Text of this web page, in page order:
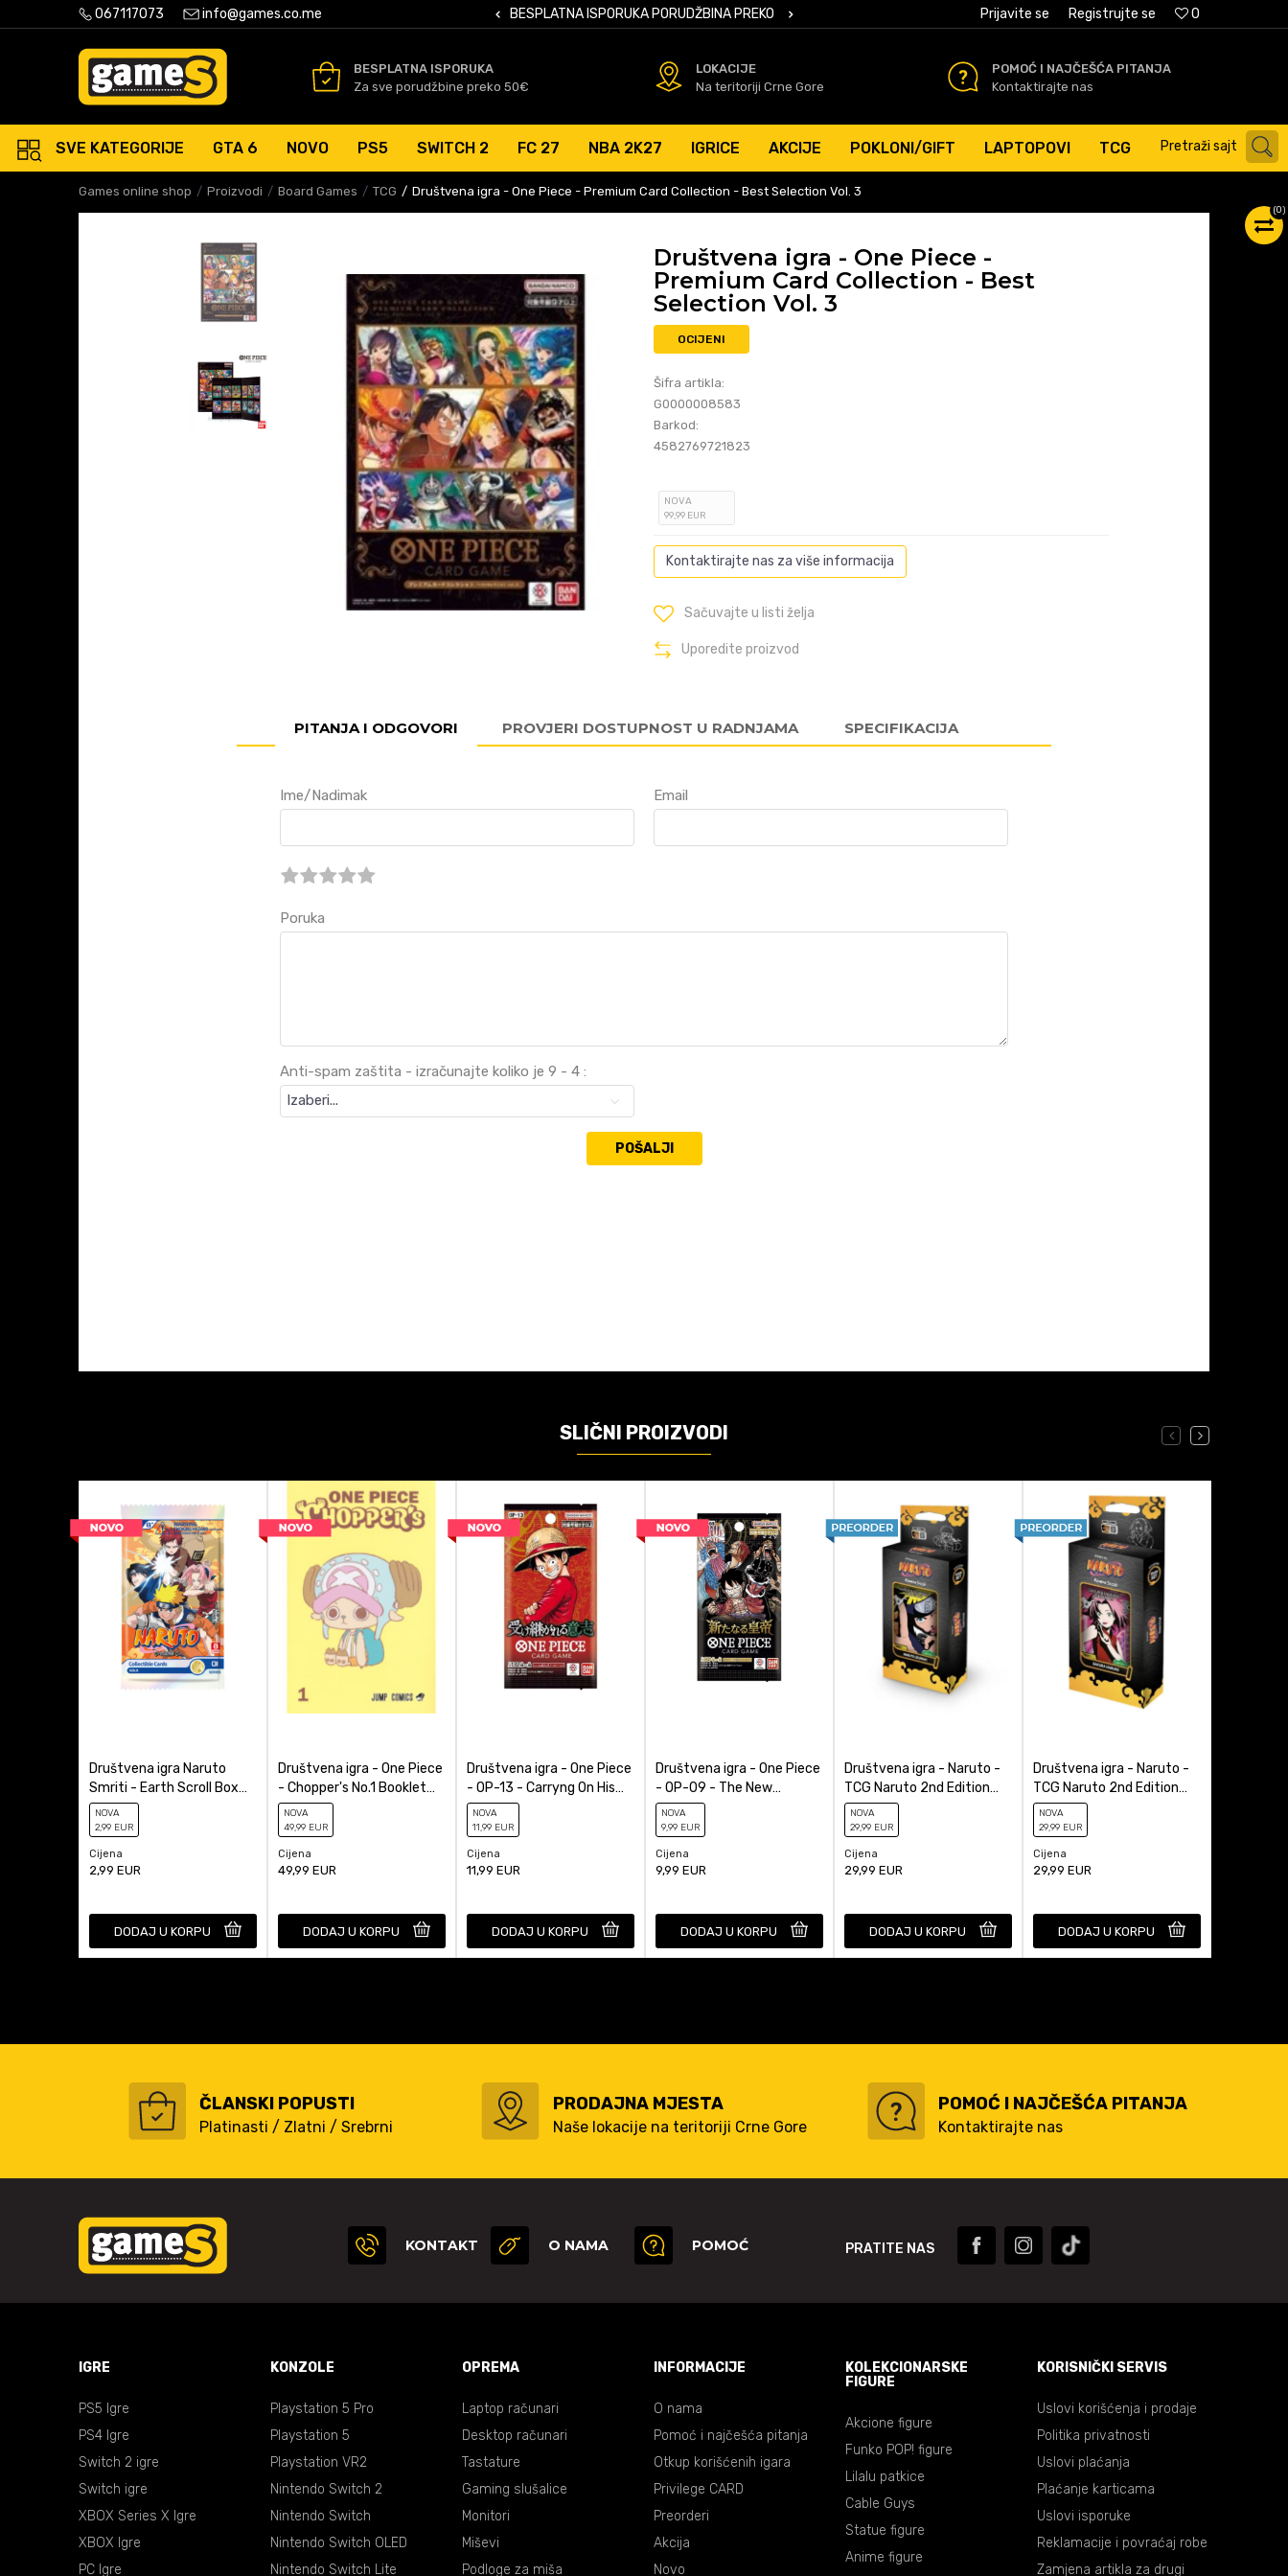
067117073 info@games.co.me
ISPORUKA PORUDŽBINA PREKO 50 EURSIGURNO PLAĆANJE PLATNIM KARTICAMA BESPLATNA ISPORUKA PORUDŽBINA PREKO 50 EURSIGURNO PLAĆANJE PLATNIM KARTICAMA 0
Prijavite se Registrujte se
BESPLATNA ISPORUKA
Za sve porudžbine preko 50€
LOKACIJE
Na teritoriji Crne Gore
POMOĆ I NAJČEŠĆA PITANJA
Kontaktirajte nas
SVE KATEGORIJE GTA 6 NOVO PS5 SWITCH 2 FC 27 NBA 2K27 IGRICE AKCIJE POKLONI/GIFT LAPTOPOVI TCG Pretraži sajt
Games online shop Proizvodi Board Games TCG Društvena igra - One Piece - Premium Card Collection - Best Selection Vol. 3
(0)
Društvena igra - One Piece -
Premium Card Collection - Best
Selection Vol. 3
OCIJENI
Šifra artikla:
G0000008583
Barkod:
4582769721823
NOVA
99,99 EUR
Kontaktirajte nas za više informacija
Sačuvajte u listi želja
Uporedite proizvod
PITANJA I ODGOVORI PROVJERI DOSTUPNOST U RADNJAMA SPECIFIKACIJA
Ime/Nadimak Email
Poruka
Anti-spam zaštita - izračunajte koliko je 9 - 4 :
POŠALJI
Proizvođač Bandai
One Piece
Uzrast 6+
Vrsta TCG pakovanja Booster pack
SLIČNI PROIZVODI
Društvena igra Naruto
Smriti - Earth Scroll Box
Booster Pack
NOVA
2,99 EUR
Cijena
2,99 EUR
DODAJ U KORPU
Društvena igra - One Piece
- Chopper's No.1 Booklet
Comic
NOVA
49,99 EUR
Cijena
49,99 EUR
DODAJ U KORPU
Društvena igra - One Piece
- OP-13 - Carryng On His
Will Booster Pack
NOVA
11,99 EUR
Cijena
11,99 EUR
DODAJ U KORPU
Društvena igra - One Piece
- OP-09 - The New
Emperor Booster Pack JPN
NOVA
9,99 EUR
Cijena
9,99 EUR
DODAJ U KORPU
Društvena igra - Naruto -
TCG Naruto 2nd Edition
Special Pack - Naruto
Uzumak...
NOVA
29,99 EUR
Cijena
29,99 EUR
DODAJ U KORPU
Društvena igra - Naruto -
TCG Naruto 2nd Edition
Special Pack - Sakura
Haruno...
NOVA
29,99 EUR
Cijena
29,99 EUR
DODAJ U KORPU
ČLANSKI POPUSTI
Platinasti / Zlatni / Srebrni
PRODAJNA MJESTA
Naše lokacije na teritoriji Crne Gore
POMOĆ I NAJČEŠĆA PITANJA
Kontaktirajte nas
KONTAKT O NAMA POMOĆ PRATITE NAS
IGRE
PS5 Igre
PS4 Igre
Switch 2 igre
Switch igre
XBOX Series X Igre
XBOX Igre
PC Igre
KONZOLE
Playstation 5 Pro
Playstation 5
Playstation VR2
Nintendo Switch 2
Nintendo Switch
Nintendo Switch OLED
Nintendo Switch Lite
OPREMA
Laptop računari
Desktop računari
Tastature
Gaming slušalice
Monitori
Miševi
Podloge za miša
INFORMACIJE
O nama
Pomoć i najčešća pitanja
Otkup korišćenih igara
Privilege CARD
Preorderi
Akcija
Novo
KOLEKCIONARSKE
FIGURE
Akcione figure
Funko POP! figure
Lilalu patkice
Cable Guys
Statue figure
Anime figure
KORISNIČKI SERVIS
Uslovi korišćenja i prodaje
Politika privatnosti
Uslovi plaćanja
Plaćanje karticama
Uslovi isporuke
Reklamacije i povraćaj robe
Zamjena artikla za drugi